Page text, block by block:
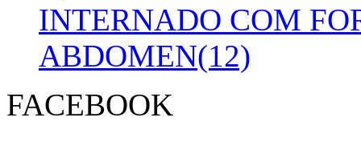
INTERNADO COM
ABDOMEN(12)
FACEBOOK